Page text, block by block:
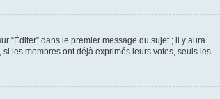
“Éditer” dans le premier message du sujet ; il y aura
les membres ont déjà exprimés leurs votes, seuls les